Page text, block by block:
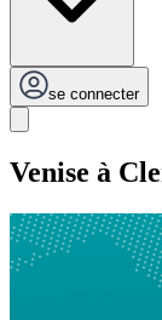
se connecter
Venise à